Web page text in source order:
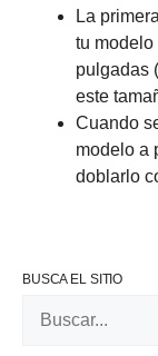
La
tu modelo
pulgadas
este
Cuando
modelo a
doblarlo
BUSCA EL SITIO